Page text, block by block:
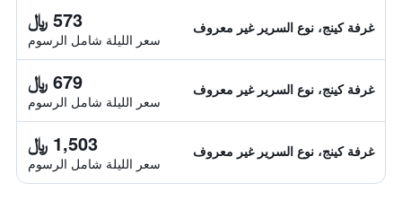
غرفة كينج، نوع السرير غير معروف 573 ﷼
سعر الليلة شامل الرسوم
غرفة كينج، نوع السرير غير معروف 679 ﷼
سعر الليلة شامل الرسوم
غرفة كينج، نوع السرير غير معروف 1,503 ﷼
سعر الليلة شامل الرسوم